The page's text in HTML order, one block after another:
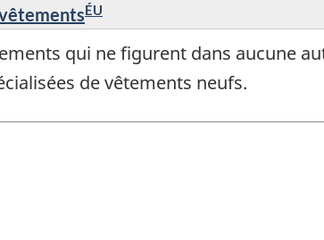
ÉU
qui ne figurent dans aucune
de vêtements neufs.